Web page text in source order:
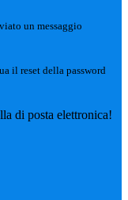
un messaggio
il reset della password
di posta elettronica!